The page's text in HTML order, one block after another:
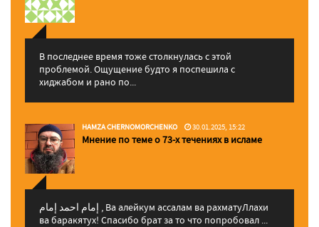
В последнее время тоже столкнулась с этой
проблемой. Ощущение будто я поспешила с
хиджабом и рано по...
HAMZA CHERNOMORCHENKO 30.01.2025, 15:22
Мнение по теме о 73-х течениях в исламе
إمام احمد إمام , Ва алейкум ассалам ва рахматуЛлахи
ва баракятух! Спасибо брат за то что попробовал ...